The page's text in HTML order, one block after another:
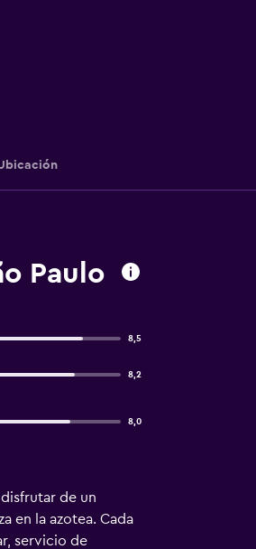
Paulo
8,5
8,2
8,0
de un
en la azotea. Cada
servicio de